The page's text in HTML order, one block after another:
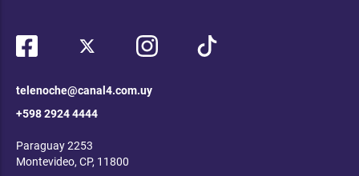
telenoche@canal4.com.uy
+598 2924 4444
Paraguay 2253
Montevideo, CP, 11800